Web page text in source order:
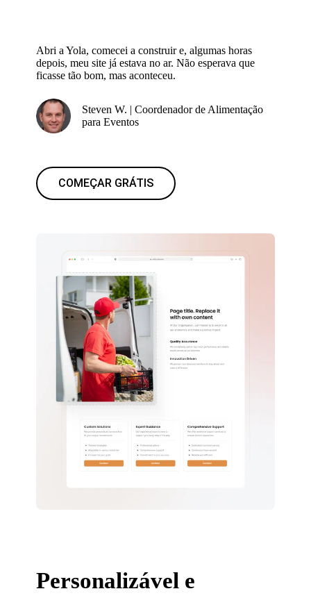
Abri a Yola, comecei a construir e, algumas horas
depois, meu site já estava no ar. Não esperava que
ficasse tão bom, mas aconteceu.
Steven W. | Coordenador de Alimentação
para Eventos
COMEÇAR GRÁTIS
Personalizável e